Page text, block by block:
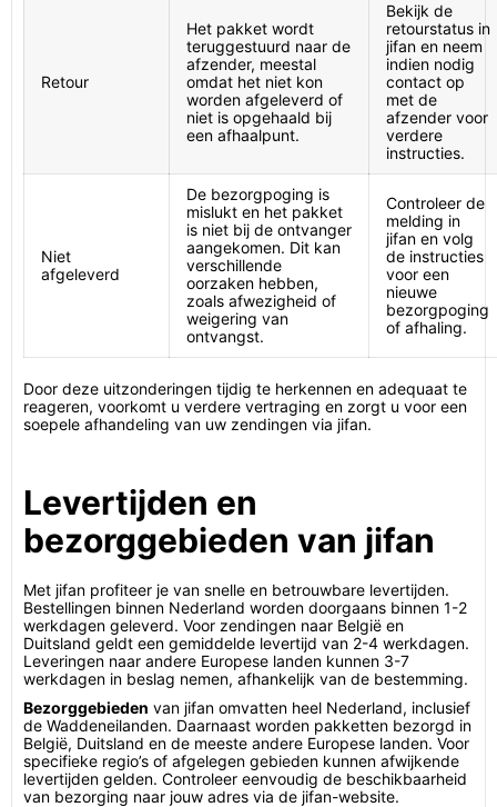
Retour
Het pakket wordt
teruggestuurd naar de
afzender, meestal
omdat het niet kon
worden afgeleverd of
niet is opgehaald bij
een afhaalpunt.
Bekijk de
retourstatus in
jifan en neem
indien nodig
contact op
met de
afzender voor
verdere
instructies.
Niet
afgeleverd
De bezorgpoging is
mislukt en het pakket
is niet bij de ontvanger
aangekomen. Dit kan
verschillende
oorzaken hebben,
zoals afwezigheid of
weigering van
ontvangst.
Controleer de
melding in
jifan en volg
de instructies
voor een
nieuwe
bezorgpoging
of afhaling.
Door deze uitzonderingen tijdig te herkennen en adequaat te
reageren, voorkomt u verdere vertraging en zorgt u voor een
soepele afhandeling van uw zendingen via jifan.
Levertijden en
bezorggebieden van jifan
Met jifan profiteer je van snelle en betrouwbare levertijden.
Bestellingen binnen Nederland worden doorgaans binnen 1-2
werkdagen geleverd. Voor zendingen naar België en
Duitsland geldt een gemiddelde levertijd van 2-4 werkdagen.
Leveringen naar andere Europese landen kunnen 3-7
werkdagen in beslag nemen, afhankelijk van de bestemming.
Bezorggebieden van jifan omvatten heel Nederland, inclusief
de Waddeneilanden. Daarnaast worden pakketten bezorgd in
België, Duitsland en de meeste andere Europese landen. Voor
specifieke regio’s of afgelegen gebieden kunnen afwijkende
levertijden gelden. Controleer eenvoudig de beschikbaarheid
van bezorging naar jouw adres via de jifan-website.